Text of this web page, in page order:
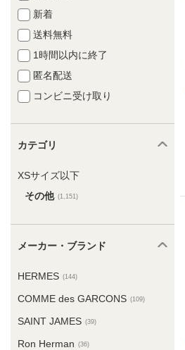
新着
送料無料
1時間以内に終了
匿名配送
コンビニ受け取り
カテゴリ
XSサイズ以下
その他 (1,151)
メーカー・ブランド
HERMES (144)
COMME des GARCONS (109)
SAINT JAMES (39)
Ron Herman (36)